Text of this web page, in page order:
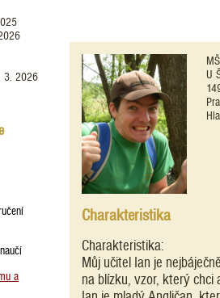
3. 2026
a
U
Charakteristika
Charakteristika:
Můj učitel Ian je
na blízku, vzor, který chci